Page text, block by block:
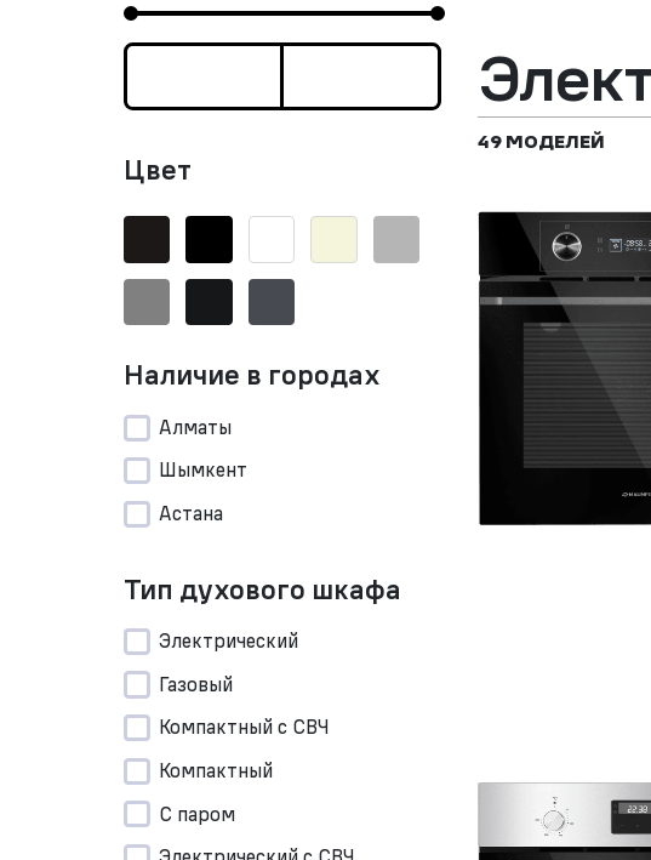
Цвет
Наличие в городах
Алматы
Шымкент
Астана
Тип духового шкафа
Электрический
Газовый
Компактный с СВЧ
Компактный
С паром
49 МОДЕЛЕЙ